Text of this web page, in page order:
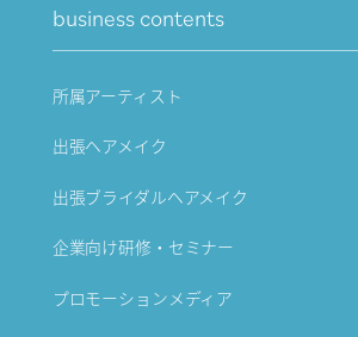
business contents
所属アーティスト
出張ヘアメイク
出張ブライダルヘアメイク
企業向け研修・セミナー
プロモーションメディア